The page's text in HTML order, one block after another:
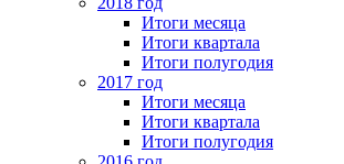
Итоги месяца
Итоги квартала
Итоги полугодия
2017 год
Итоги месяца
Итоги квартала
Итоги полугодия